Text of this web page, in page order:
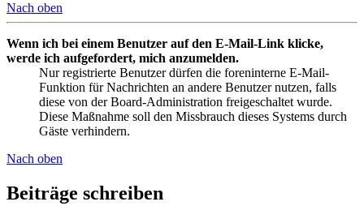
Nach oben
Wenn ich bei einem Benutzer auf den E-Mail-Link klicke,
werde ich aufgefordert, mich anzumelden.
Nur registrierte Benutzer dürfen die foreninterne E-Mail-
Funktion für Nachrichten an andere Benutzer nutzen, falls
diese von der Board-Administration freigeschaltet wurde.
Diese Maßnahme soll den Missbrauch dieses Systems durch
Gäste verhindern.
Nach oben
Beiträge schreiben